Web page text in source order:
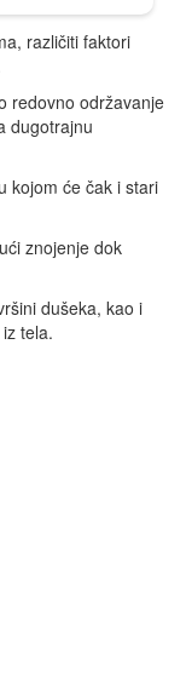
različiti faktori
redovno održavanje
dugotrajnu
kojom će čak i stari
znojenje dok
dušeka, kao i
tela.